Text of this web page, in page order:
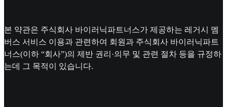
본 약관은 주식회사 바이러닉파트너스가 제공하는 레거시 멤
버스 서비스 이용과 관련하여 회원과 주식회사 바이러닉파트
너스(이하 “회사”)의 제반 권리·의무 및 관련 절차 등을 규정하
는데 그 목적이 있습니다.